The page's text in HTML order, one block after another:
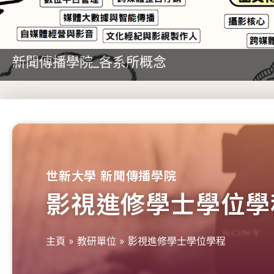
新聞傳播學院_各系所概念
世新大學 新聞傳播學院
影視進修學士學位
主頁 » 教研單位 » 影視進修學士學位學程